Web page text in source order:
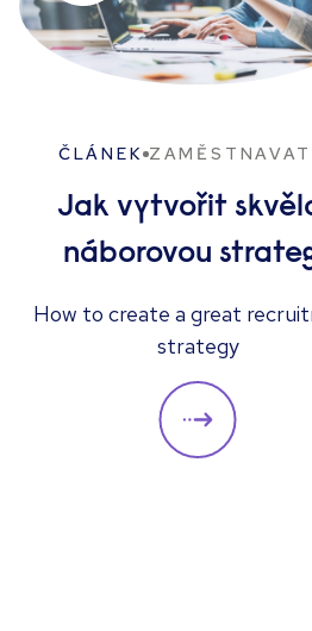
ČLÁNEK
Jak vytvořit
náborovou
How to create a great
strategy